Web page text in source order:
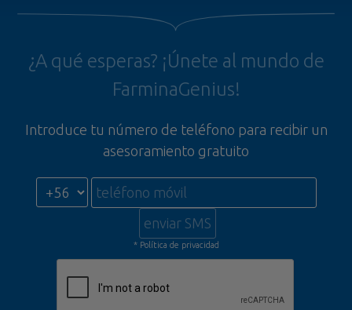
¿A qué esperas? ¡Únete al mundo de
FarminaGenius!
Introduce tu número de teléfono para recibir un
asesoramiento gratuito
enviar SMS
* Política de privacidad